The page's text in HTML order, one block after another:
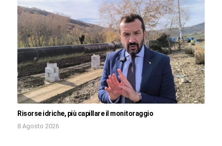
Risorse idriche, più capillare il monitoraggio
8 Agosto 2026